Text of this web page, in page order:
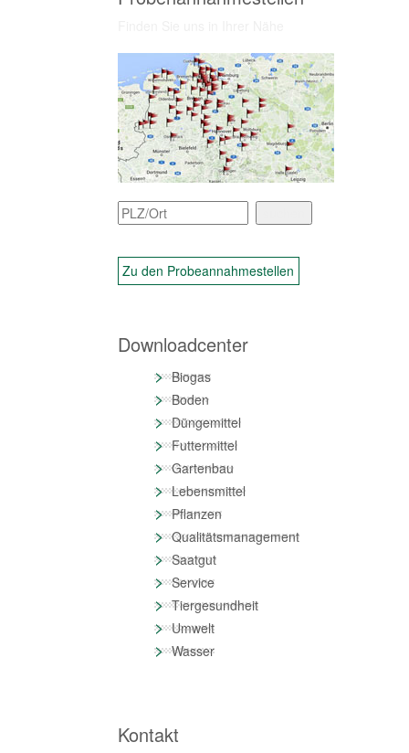
Zu den Probeannahmestellen
Downloadcenter
>Biogas
>Boden
>Düngemittel
>Futtermittel
>Gartenbau
>Lebensmittel
>Pflanzen
>Qualitätsmanagement
>Saatgut
>Service
>Tiergesundheit
>Umwelt
>Wasser
Kontakt